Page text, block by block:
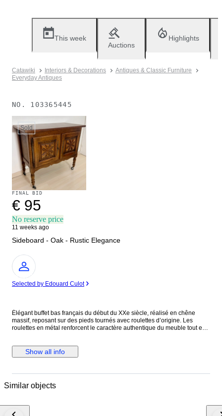
This week
Auctions
Highlights
Catawiki Interiors & Decorations
Antiques & Classic Furniture
Everyday Antiques
NO. 103365445
Sold
FINAL BID
€ 95
No reserve price
11 weeks ago
Sideboard - Oak - Rustic Elegance
Expert
Selected by Edouard Culot
Élégant buffet bas français du début du XXe siècle, réalisé en chêne
massif, reposant sur des pieds tournés avec roulettes d’origine. Les
roulettes en métal renforcent le caractère authentique du meuble tout en
sont montées sur des charnières métalliques anciennes, solides et
parfaitement fonctionnelles, témoignant d’un beau savoir-faire. L’intérieur
façonnée apportant une touche décorative distinctive. Le veinage du
papier décoratif vintage, soulignant le caractère ancien de la pièce. Le
Show all info
Similar objects